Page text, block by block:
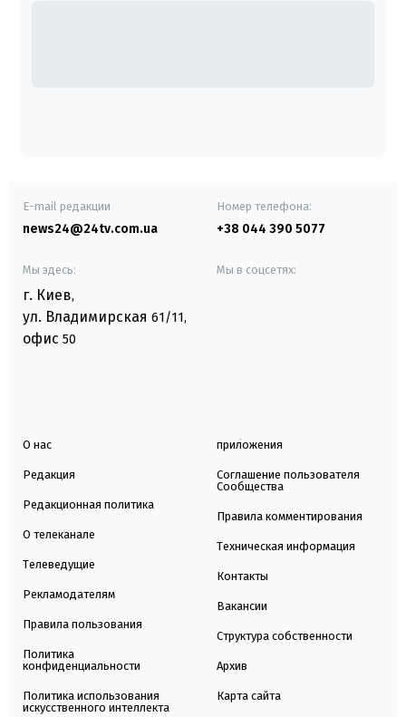
E-mail редакции
news24@24tv.com.ua
Номер телефона:
+38 044 390 5077
Мы здесь:
г. Киев,
ул. Владимирская 61/11,
офис 50
Мы в соцсетях:
О нас
Редакция
Редакционная политика
О телеканале
Телеведущие
Рекламодателям
Правила пользования
Политика
конфиденциальности
Политика использования
искусственного интеллекта
приложения
Соглашение пользователя
Сообщества
Правила комментирования
Техническая информация
Контакты
Вакансии
Структура собственности
Архив
Карта сайта